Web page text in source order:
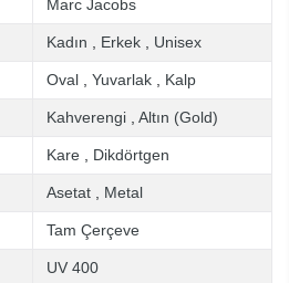
Marc Jacobs
Kadın Erkek Unisex
Oval Yuvarlak Kalp
Kahverengi Altın (Gold)
Kare Dikdörtgen
Asetat Metal
Tam Çerçeve
UV 400